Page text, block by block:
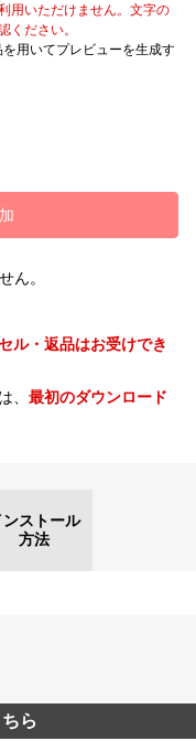
用いただけません。文字の
ください。
用いてプレビューを生成す
ん。
ル・返品はお受けでき
、 最初のダウンロード
ンストール
方法
ら